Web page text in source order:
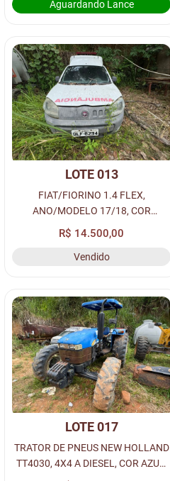
Aguardando Lance
LOTE 013
FIAT/FIORINO 1.4 FLEX,
ANO/MODELO 17/18, COR
BRANCA A ALCOOL/GASOLINA,
PLACA: QLF-8294, RENAVAM:
01122760377.
R$ 14.500,00
Vendido
LOTE 017
TRATOR DE PNEUS NEW HOLLAND
TT4030, 4X4 A DIESEL, COR AZUL,
S/N: *HCCZTT75PHCG67840*.